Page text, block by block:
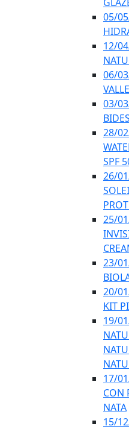
05/
12/
06/
03/
28/
SPF
26/
25/
23/
20/
KIT
19/
17/
CON
NATA
15/